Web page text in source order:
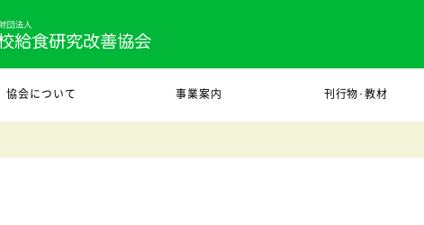
協会について 事業案内 刊行物･教材